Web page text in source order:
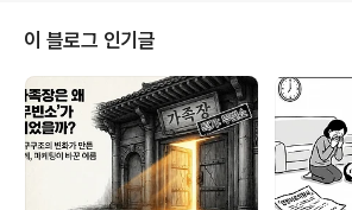
에 이렇게 적고 있다. "처리가 완료된 후 조직도, DNA도
남지 않는다."왜 그런가. pH 13~14의 극강 알칼리 환경에
서 단백질의 펩타이드 결합이 끊어지고, 지방은 비누화되
며, DNA는 당과 뉴클레오타이드로 완전히 분해된다. 고온
·고압이 이 과정을 가속한다. 남는 것은 아미노산, 단순당,
미네랄 염, 펩타..
이 블로그 인기글